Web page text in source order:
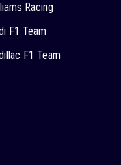
Racing
F1 Team
F1 Team